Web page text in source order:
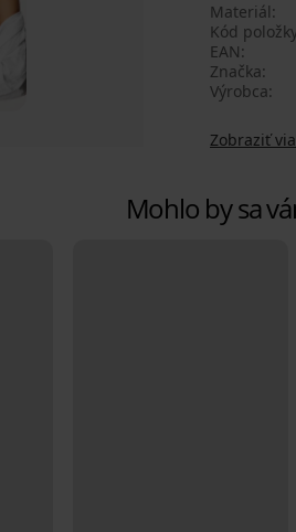
Materiál
Kód
EAN
Značka
Výrobca
Zobraziť
Mohlo by sa